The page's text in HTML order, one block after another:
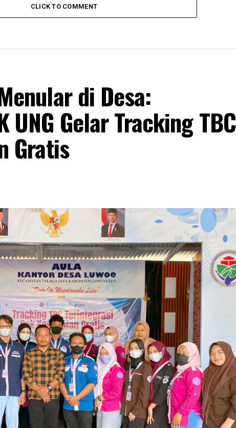
CLICK TO COMMENT
di Desa:
UNG Gelar Tracking TBC
Gratis